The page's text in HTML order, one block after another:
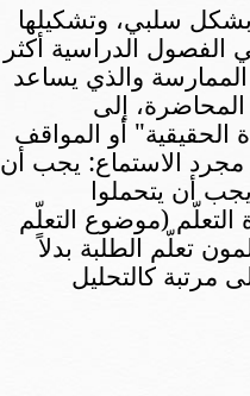
سلبي، وتشكيلها
الدراسية أكثر
والذي يساعد
إلى
الحقيقية" أو المواقف
مجرد الاستماع: يجب أن
أن يتحملوا
التعلّم (موضوع التعلّم
تعلّم الطلبة بدلاً
مرتبة كالتحليل